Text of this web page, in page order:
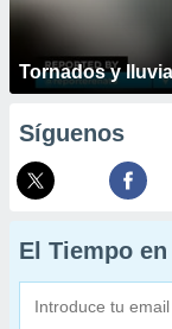
Tornados y
Síguenos
El Tiempo en